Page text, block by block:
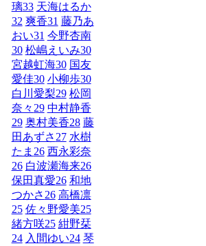
璃33 天海はるか
32 爽香31 藤乃あ
おい31 今野杏南
30 松嶋えいみ30
宮越虹海30 国友
愛佳30 小柳歩30
白川愛梨29 松岡
奈々 29 中村静香
29 奥村美香28 藤
田あずさ 27 水樹
たま 26 西永彩奈
26 白波瀬海来26
保田真愛26 和地
つかさ 26 高橋凛
25 佐々野愛美25
緒方咲25 紺野栞
24 入間ゆい24 琴